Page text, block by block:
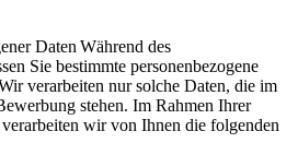
Daten Während des
Sie bestimmte personenbezogene
verarbeiten nur solche Daten, die im
stehen. Im Rahmen Ihrer
wir von Ihnen die folgenden